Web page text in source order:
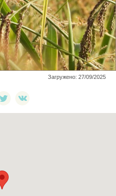
Загружено: 27/09/2025